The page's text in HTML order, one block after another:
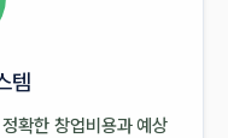
템
확한 창업비용과 예상